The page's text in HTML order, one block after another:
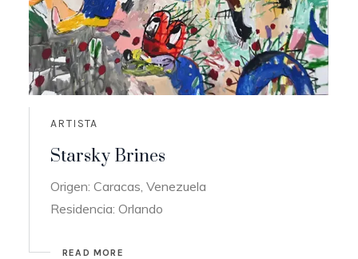
ARTISTA
Starsky Brines
Origen: Caracas, Venezuela
Residencia: Orlando
READ MORE